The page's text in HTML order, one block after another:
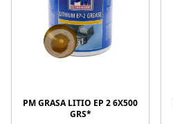
PM GRASA LITIO EP 2 6X500
GRS*